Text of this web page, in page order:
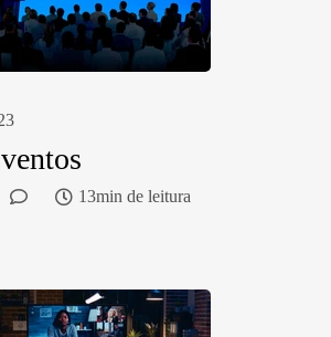
13min de leitura